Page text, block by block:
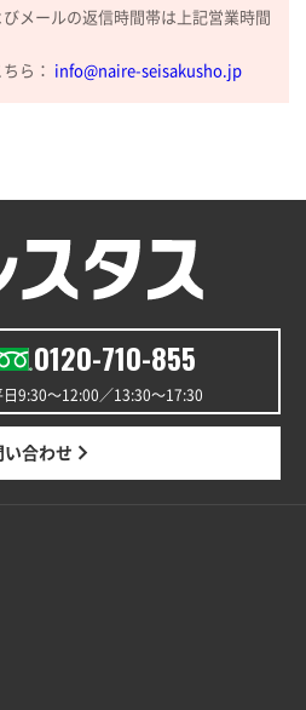
メールの返信時間帯は上記営業時間
ら： info@naire-seisakusho.jp
0120-710-855
日9:30〜12:00／13:30〜17:30
い合わせ